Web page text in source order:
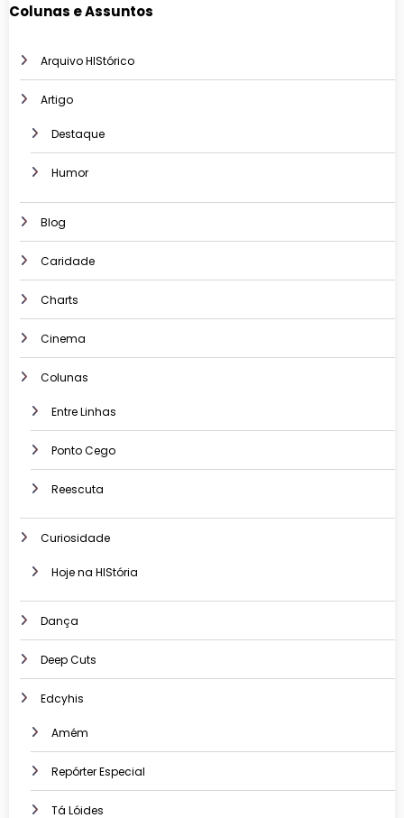
Colunas e Assuntos
Arquivo HIStórico
Artigo
Destaque
Humor
Blog
Caridade
Charts
Cinema
Colunas
Entre Linhas
Ponto Cego
Reescuta
Curiosidade
Hoje na HIStória
Dança
Deep Cuts
Edcyhis
Amém
Repórter Especial
Tá Lóides